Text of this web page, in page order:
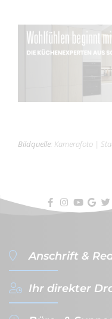
Bildquelle: Kamerafoto |
Anschrift &
filterVERLAG GmbH &
- Werbeagentur &
Ihr direkter